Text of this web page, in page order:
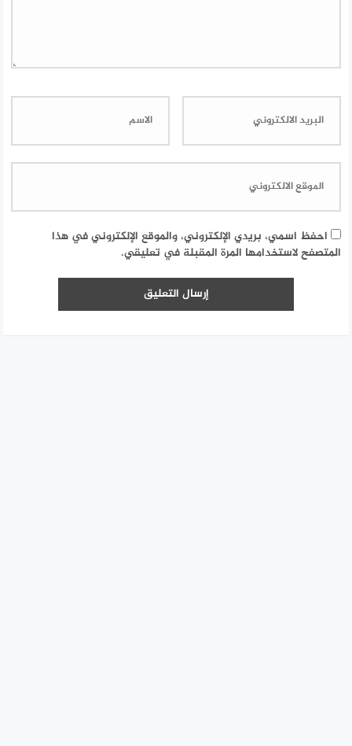
احفظ اسمي، بريدي الإلكتروني، والموقع الإلكتروني في هذا
المتصفح لاستخدامها المرة المقبلة في تعليقي.